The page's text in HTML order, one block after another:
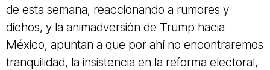
de esta semana, reaccionando a rumores y
dichos, y la animadversión de Trump hacia
México, apuntan a que por ahí no encontraremos
tranquilidad, la insistencia en la reforma electoral,